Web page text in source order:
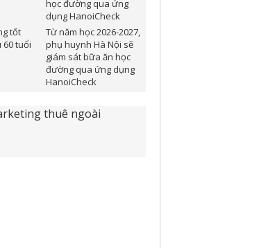
tốt
60 tuổi
Từ năm học 2026-2027,
phụ huynh Hà Nội sẽ
giám sát bữa ăn học
đường qua ứng dụng
HanoiCheck